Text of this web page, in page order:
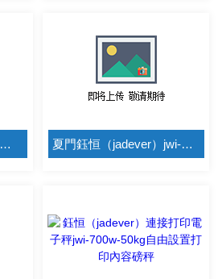
夏門鈺恒（jadever）電子秤jwi-700c電子秤校正方法 夏門鈺恒（jadever）jwi-700c-75kg外接不幹膠熱敏打印電子秤